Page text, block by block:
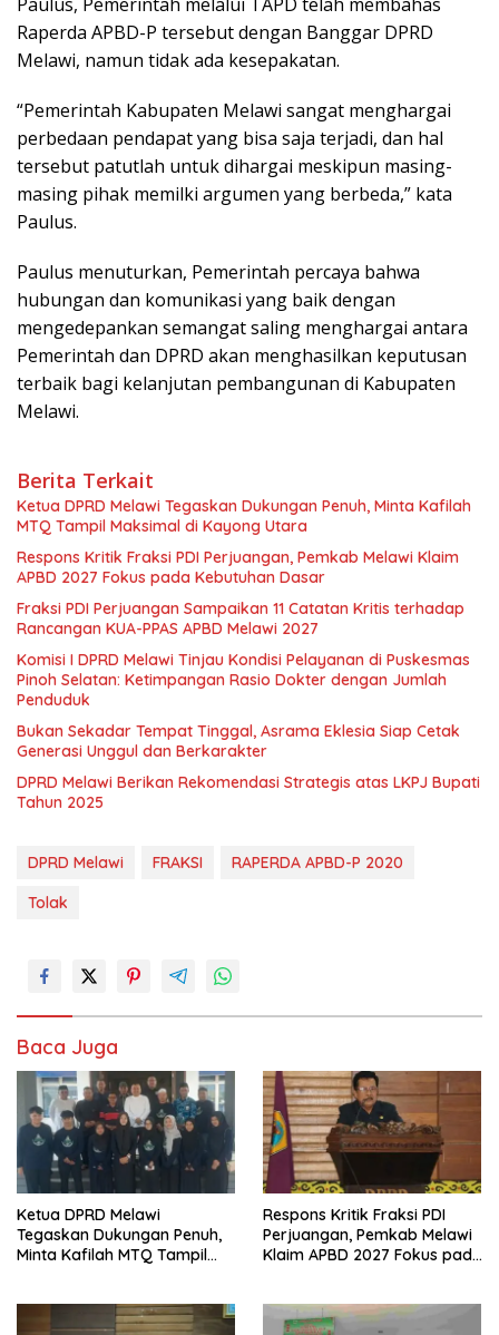
Raperda APBD-P tersebut dengan Banggar DPRD
Melawi, namun tidak ada kesepakatan.
“Pemerintah Kabupaten Melawi sangat menghargai
perbedaan pendapat yang bisa saja terjadi, dan hal
tersebut patutlah untuk dihargai meskipun masing-
masing pihak memilki argumen yang berbeda,” kata
Paulus.
Paulus menuturkan, Pemerintah percaya bahwa
hubungan dan komunikasi yang baik dengan
mengedepankan semangat saling menghargai antara
Pemerintah dan DPRD akan menghasilkan keputusan
terbaik bagi kelanjutan pembangunan di Kabupaten
Melawi.
Berita Terkait
Ketua DPRD Melawi Tegaskan Dukungan Penuh, Minta Kafilah
MTQ Tampil Maksimal di Kayong Utara
Respons Kritik Fraksi PDI Perjuangan, Pemkab Melawi Klaim
APBD 2027 Fokus pada Kebutuhan Dasar
Fraksi PDI Perjuangan Sampaikan 11 Catatan Kritis terhadap
Rancangan KUA-PPAS APBD Melawi 2027
Komisi I DPRD Melawi Tinjau Kondisi Pelayanan di Puskesmas
Pinoh Selatan: Ketimpangan Rasio Dokter dengan Jumlah
Penduduk
Bukan Sekadar Tempat Tinggal, Asrama Eklesia Siap Cetak
Generasi Unggul dan Berkarakter
DPRD Melawi Berikan Rekomendasi Strategis atas LKPJ Bupati
Tahun 2025
DPRD Melawi FRAKSI
RAPERDA APBD-P 2020
Tolak
Baca Juga
Ketua DPRD Melawi
Tegaskan Dukungan Penuh,
Minta Kafilah MTQ Tampil
Respons Kritik Fraksi PDI
Perjuangan, Pemkab Melawi
Klaim APBD 2027 Fokus pada